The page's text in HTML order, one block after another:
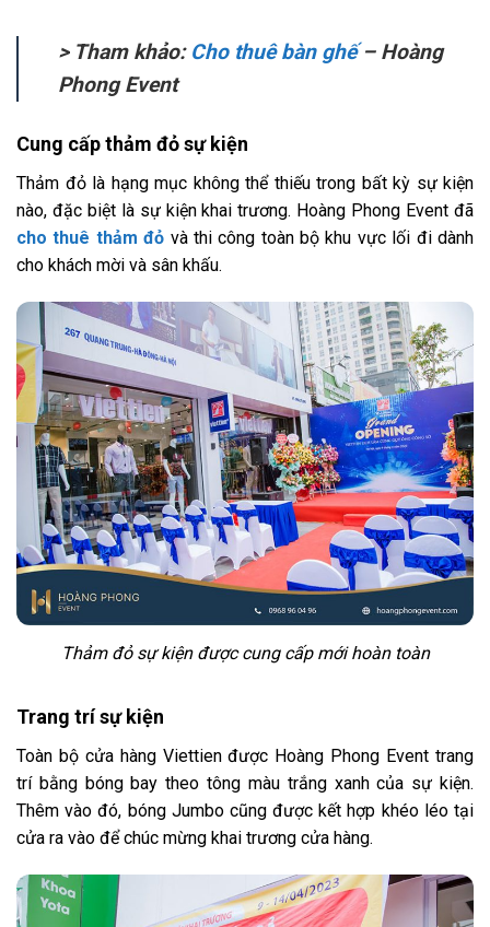
> Tham khảo: Cho thuê bàn ghế– Hoàng
Phong Event
Cung cấp thảm đỏ sự kiện
Thảm đỏ là hạng mục không thể thiếu trong bất kỳ sự kiện
nào, đặc biệt là sự kiện khai trương. Hoàng Phong Event đã
cho thuê thảm đỏ và thi công toàn bộ khu vực lối đi dành
cho khách mời và sân khấu.
Thảm đỏ sự kiện được cung cấp mới hoàn toàn
Trang trí sự kiện
Toàn bộ cửa hàng Viettien được Hoàng Phong Event trang
trí bằng bóng bay theo tông màu trắng xanh của sự kiện.
Thêm vào đó, bóng Jumbo cũng được kết hợp khéo léo tại
cửa ra vào để chúc mừng khai trương cửa hàng.